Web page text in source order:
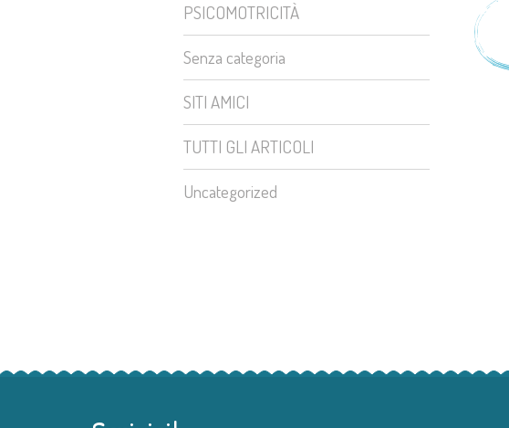
PSICOMOTRICITÀ
Senza categoria
SITI AMICI
TUTTI GLI ARTICOLI
Uncategorized